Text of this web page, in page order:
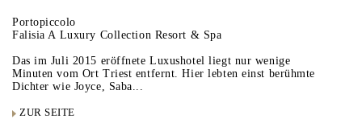
Portopiccolo
Falisia A Luxury Collection Resort & Spa
Das im Juli 2015 eröffnete Luxushotel liegt nur wenige
Minuten vom Ort Triest entfernt. Hier lebten einst berühmte
Dichter wie Joyce, Saba...
ZUR SEITE